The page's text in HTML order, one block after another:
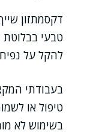
דקסמתזון
טבעי בבלוטת
להקל על
בעבודתי
טיפול או
בשימוש לא